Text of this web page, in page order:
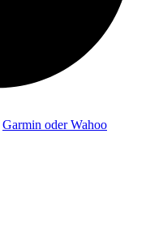
Garmin oder Wahoo